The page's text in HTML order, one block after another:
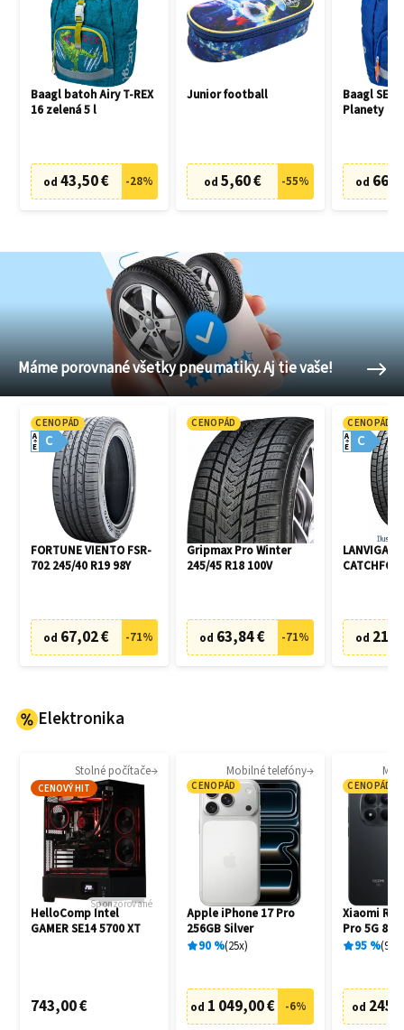
Baagl batoh Airy T-REX
16 zelená 5 l
od 43,50 € -28%
Junior football
od 5,60 € -55%
Baagl SET
Planety
od
Máme porovnané všetky pneumatiky. Aj tie vaše!
CENOPÁD
C
A
E
FORTUNE VIENTO FSR-
702 245/40 R19 98Y
od 67,02 € -71%
CENOPÁD
Gripmax Pro Winter
245/45 R18 100V
od 63,84 € -71%
CENOPÁD
C
A
E
od
Elektronika
Stolné počítače
CENOVÝ HIT
Sponzorované
HelloComp Intel
GAMER SE14 5700 XT
743,00 €
Mobilné telefóny
CENOPÁD
Apple iPhone 17 Pro
256GB Silver
90% 25x
od 1 049,00 € -6%
CENOPÁD
Xiaomi
Pro 5G
Black
95% 94
od